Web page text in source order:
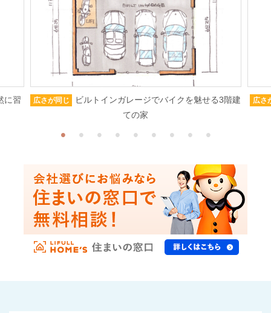
に習 広さが同じ
ビルトインガレージでバイクを魅せる3階建
ての家
広さ